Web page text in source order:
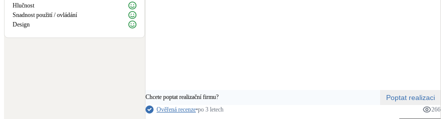
Hlučnost
Snadnost použití / ovládání
Design
Chcete poptat realizační firmu? Poptat realizaci
Ověřená recenze•po 3 letech 266